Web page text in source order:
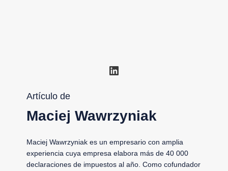
LinkedIn
Artículo de
Maciej Wawrzyniak
Maciej Wawrzyniak es un empresario con amplia
experiencia cuya empresa elabora más de 40 000
declaraciones de impuestos al año. Como cofundador